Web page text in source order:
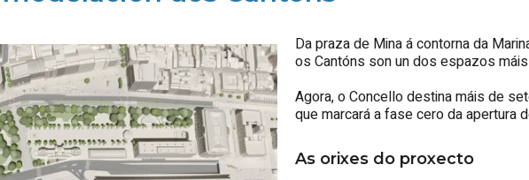
Da praza de Mina á contorna da
os Cantóns son un dos espazos
Agora, o Concello destina máis de
que marcará a fase cero da apertura
As orixes do proxecto